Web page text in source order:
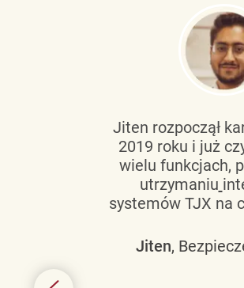
Jiten rozpoczął
2019 roku i już
wielu funkcjach,
utrzymaniu
systemów TJX na
Jiten,